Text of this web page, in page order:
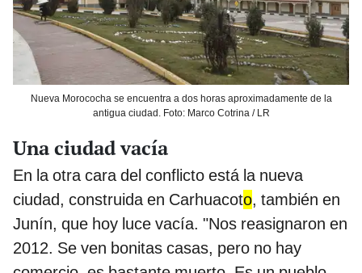
Nueva Morococha se encuentra a dos horas aproximadamente de la
antigua ciudad. Foto: Marco Cotrina / LR
Una ciudad vacía
En la otra cara del conflicto está la nueva
ciudad, construida en Carhuacoto, también en
Junín, que hoy luce vacía. "Nos reasignaron en
2012. Se ven bonitas casas, pero no hay